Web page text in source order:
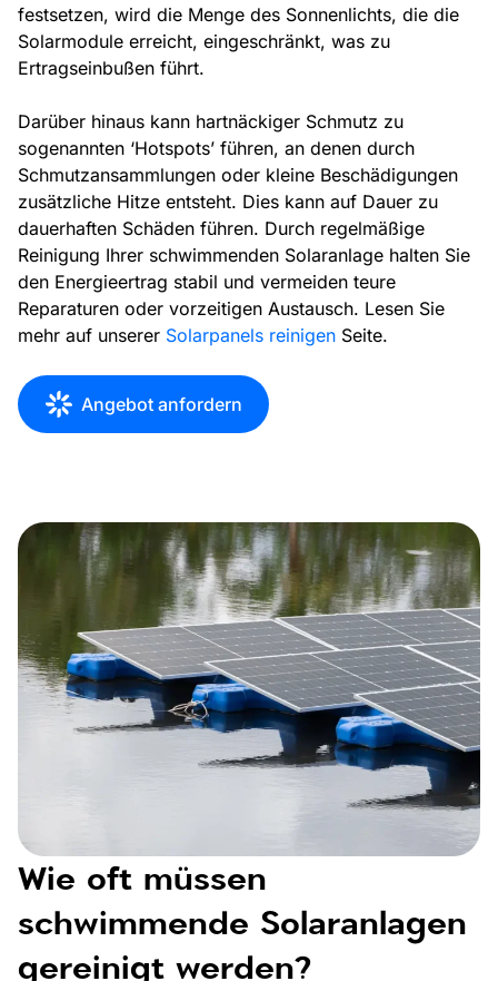
festsetzen, wird die Menge des Sonnenlichts, die die
Solarmodule erreicht, eingeschränkt, was zu
Ertragseinbußen führt.
Darüber hinaus kann hartnäckiger Schmutz zu
sogenannten ‘Hotspots’ führen, an denen durch
Schmutzansammlungen oder kleine Beschädigungen
zusätzliche Hitze entsteht. Dies kann auf Dauer zu
dauerhaften Schäden führen. Durch regelmäßige
Reinigung Ihrer schwimmenden Solaranlage halten Sie
den Energieertrag stabil und vermeiden teure
Reparaturen oder vorzeitigen Austausch. Lesen Sie
mehr auf unserer Solarpanels reinigen Seite.
Angebot anfordern
Wie oft müssen
schwimmende Solaranlagen
gereinigt werden?